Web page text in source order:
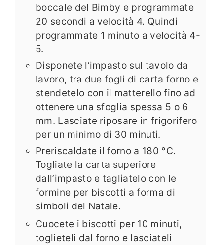
boccale del Bimby e programmate
20 secondi a velocità 4. Quindi
programmate 1 minuto a velocità 4-
5.
Disponete l’impasto sul tavolo da
lavoro, tra due fogli di carta forno e
stendetelo con il matterello fino ad
ottenere una sfoglia spessa 5 o 6
mm. Lasciate riposare in frigorifero
per un minimo di 30 minuti.
Preriscaldate il forno a 180 °C.
Togliate la carta superiore
dall’impasto e tagliatelo con le
formine per biscotti a forma di
simboli del Natale.
Cuocete i biscotti per 10 minuti,
toglieteli dal forno e lasciateli